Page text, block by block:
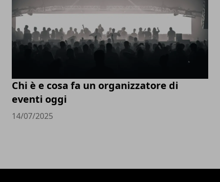
Chi è e cosa fa un organizzatore di
eventi oggi
14/07/2025